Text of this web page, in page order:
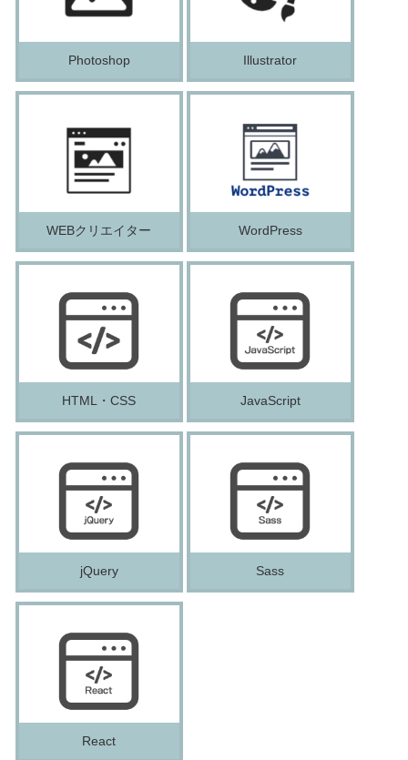
Photoshop Illustrator
WEBクリエイター WordPress
HTML・CSS JavaScript
jQuery Sass
React